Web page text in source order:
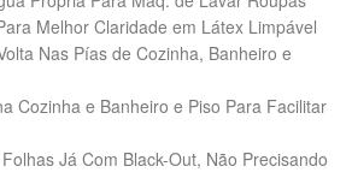
Melhor Claridade em Látex Limpável
Nas Pías de Cozinha, Banheiro e
Cozinha e Banheiro e Piso Para Facilitar
Já Com Black-Out, Não Precisando